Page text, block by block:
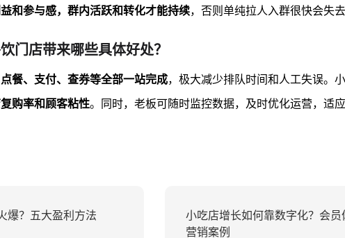
和参与感，群内活跃和转化才能持续，否则单纯拉人入群很快会失去
门店带来哪些具体好处？
点餐、支付、查券等全部一站完成，极大减少排队时间和人工失误。
购率和顾客粘性。同时，老板可随时监控数据，及时优化运营，适
爆？五大盈利方法
小吃店增长如何靠数字化？会
营销案例